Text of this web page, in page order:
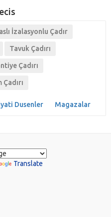
İzalasyonlu Çadır
Tavuk Çadırı
Çadırı
Çadırı
Dusenler Magazalar
Translate